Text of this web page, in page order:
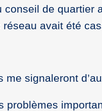
conseil de quartier
avait été
me signaleront
problèmes